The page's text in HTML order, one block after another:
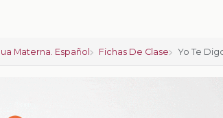
Materna. Español Fichas De Clase Yo Te